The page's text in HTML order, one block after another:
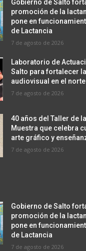
Gobierno de Salto
promoción de la
pone en
de Lactancia
7 de agosto de 2026
Laboratorio de
Salto para fortalecer
audiovisual en el
7 de agosto de 2026
40 años del Taller de
Muestra que celebra
arte gráfico y
7 de agosto de 2026
Gobierno de Salto
promoción de la
pone en
de Lactancia
7 de agosto de 2026